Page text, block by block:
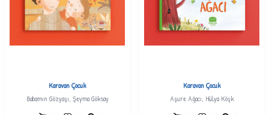
Karavan Çocuk
Babamın Gözyaşı, Şeyma Göksay
Karavan Çocuk
Aşure Ağacı, Hülya Köşk